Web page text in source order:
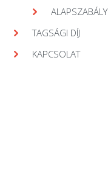
ALAPSZABÁLY
TAGSÁGI DÍJ
KAPCSOLAT